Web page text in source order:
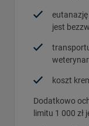
jest
koszt
Dodatkowo
limitu 1 000 zł